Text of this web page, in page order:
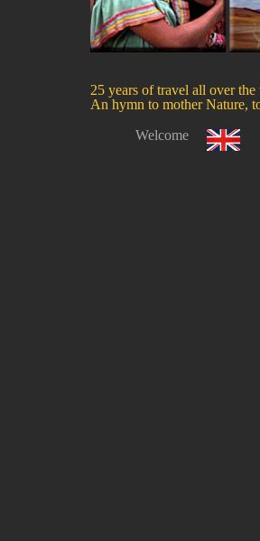
25 years of travel all over
An hymn to mother Nature,
Welcome